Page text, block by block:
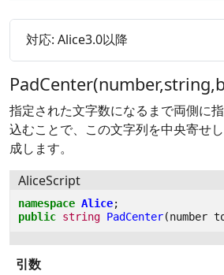
対応: Alice3.0以降
指定された文字数になるまで両側に
込むことで、この文字列を中央寄せ
成します。
AliceScript
namespace Alice;
public string PadCenter(number
引数